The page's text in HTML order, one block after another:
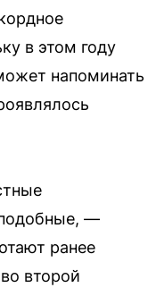
в этом году
напоминать
—
ранее
второй